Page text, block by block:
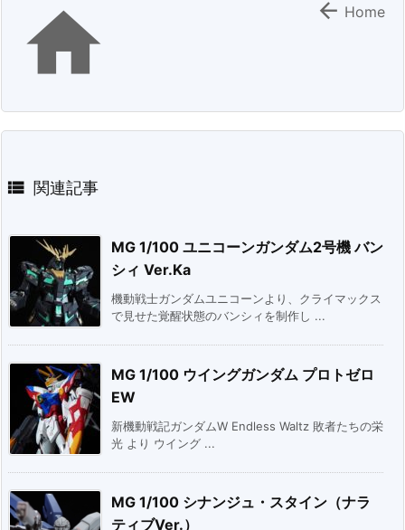
  Home
 関連記事
MG 1/100 ユニコーンガンダム2号機 バン
シィ Ver.Ka
機動戦士ガンダムユニコーンより、クライマックス
で見せた覚醒状態のバンシィを制作し ...
MG 1/100 ウイングガンダム プロトゼロ
EW
新機動戦記ガンダムW Endless Waltz 敗者たちの栄
光 より ウイング ...
MG 1/100 シナンジュ・スタイン（ナラ
ティブVer.）